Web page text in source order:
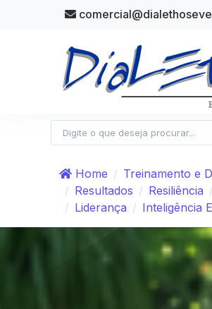
Home Treinamento e
Resultados
Resiliência
Liderança
Inteligência